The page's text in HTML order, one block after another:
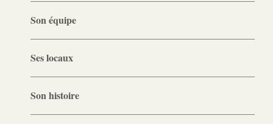
Son équipe
Ses locaux
Son histoire